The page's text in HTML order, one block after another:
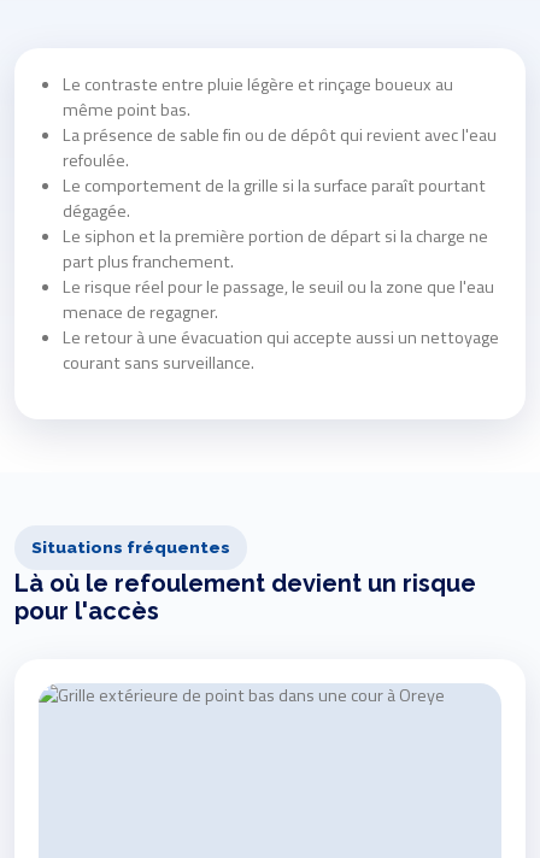
Le contraste entre pluie légère et rinçage boueux au
même point bas.
La présence de sable fin ou de dépôt qui revient avec l'eau
refoulée.
Le comportement de la grille si la surface paraît pourtant
dégagée.
Le siphon et la première portion de départ si la charge ne
part plus franchement.
Le risque réel pour le passage, le seuil ou la zone que l'eau
menace de regagner.
Le retour à une évacuation qui accepte aussi un nettoyage
courant sans surveillance.
Situations fréquentes
Là où le refoulement devient un risque
pour l'accès